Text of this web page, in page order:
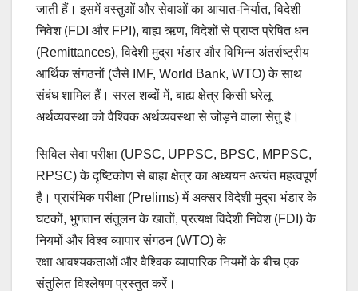
जाती हैं। इसमें वस्तुओं और सेवाओं का आयात-निर्यात, विदेशी
निवेश (FDI और FPI), बाह्य ऋण, विदेशों से प्राप्त प्रेषित धन
(Remittances), विदेशी मुद्रा भंडार और विभिन्न अंतर्राष्ट्रीय
आर्थिक संगठनों (जैसे IMF, World Bank, WTO) के साथ
संबंध शामिल हैं। सरल शब्दों में, बाह्य क्षेत्र किसी घरेलू
अर्थव्यवस्था को वैश्विक अर्थव्यवस्था से जोड़ने वाला सेतु है।
सिविल सेवा परीक्षा (UPSC, UPPSC, BPSC, MPPSC,
RPSC) के दृष्टिकोण से बाह्य क्षेत्र का अध्ययन अत्यंत महत्वपूर्ण
है। प्रारंभिक परीक्षा (Prelims) में अक्सर विदेशी मुद्रा भंडार के
घटकों, भुगतान संतुलन के खातों, प्रत्यक्ष विदेशी निवेश (FDI) के
नियमों और विश्व व्यापार संगठन (WTO) के
रक्षा आवश्यकताओं और वैश्विक व्यापारिक नियमों के बीच एक
संतुलित विश्लेषण प्रस्तुत करें।